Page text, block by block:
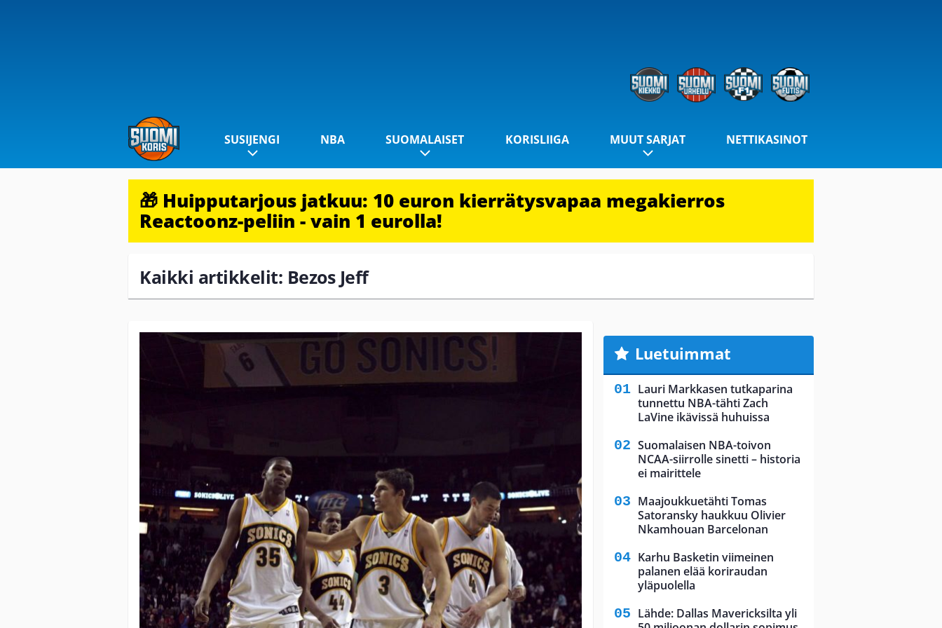
SUSIJENGI NBA SUOMALAISET KORISLIIGA MUUT SARJAT NETTIKASINOT
🎁 Huipputarjous jatkuu: 10 euron kierrätysvapaa megakierros
Reactoonz-peliin - vain 1 eurolla!
Kaikki artikkelit: Bezos Jeff
Luetuimmat
Lauri Markkasen tutkaparina
tunnettu NBA-tähti Zach
LaVine ikävissä huhuissa
Suomalaisen NBA-toivon
NCAA-siirrolle sinetti – historia
ei mairittele
Maajoukkuetähti Tomas
Satoransky haukkuu Olivier
Nkamhouan Barcelonan
Karhu Basketin viimeinen
palanen elää koriraudan
yläpuolella
Lähde: Dallas Mavericksilta yli